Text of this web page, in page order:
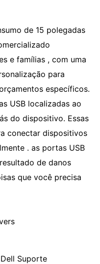
de 15 polegadas
e famílias , com uma
para
específicos.
USB localizadas ao
do dispositivo. Essas
conectar dispositivos
. as portas USB
de danos
que você precisa
Suporte